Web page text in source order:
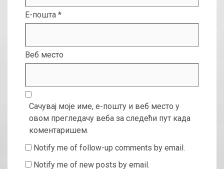
Е-пошта *
Веб место
Сачувај моје име, е-пошту и веб место у
овом прегледачу веба за следећи пут када
коментаришем.
Notify me of follow-up comments by email.
Notify me of new posts by email.